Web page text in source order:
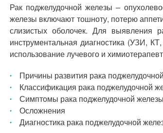
Рак поджелудочной железы –
железы включают тошноту, потерю
слизистых оболочек. Для выявления
инструментальная диагностика (УЗИ,
использование лучевого и
Причины развития рака
Классификация рака поджелудочной
Симптомы рака поджелудочной железы
Осложнения
Диагностика рака поджелудочной